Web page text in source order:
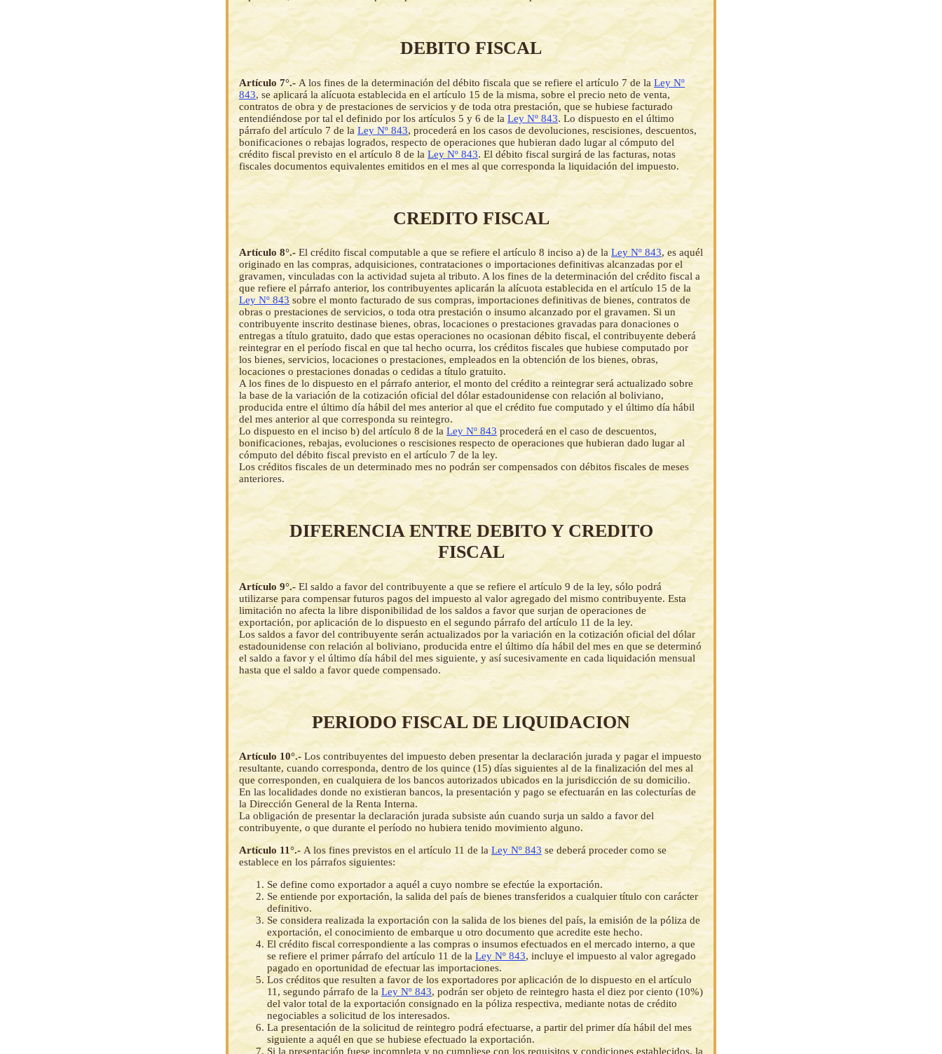
DEBITO FISCAL
Artículo 7°.- A los fines de la determinación del débito fiscala que se refiere el artículo 7 de la Ley Nº
843, se aplicará la alícuota establecida en el artículo 15 de la misma, sobre el precio neto de venta,
contratos de obra y de prestaciones de servicios y de toda otra prestación, que se hubiese facturado
entendiéndose por tal el definido por los artículos 5 y 6 de la Ley Nº 843. Lo dispuesto en el último
párrafo del artículo 7 de la Ley Nº 843, procederá en los casos de devoluciones, rescisiones, descuentos,
bonificaciones o rebajas logrados, respecto de operaciones que hubieran dado lugar al cómputo del
crédito fiscal previsto en el artículo 8 de la Ley Nº 843. El débito fiscal surgirá de las facturas, notas
fiscales documentos equivalentes emitidos en el mes al que corresponda la liquidación del impuesto.
CREDITO FISCAL
Artículo 8°.- El crédito fiscal computable a que se refiere el artículo 8 inciso a) de la Ley Nº 843, es aquél
originado en las compras, adquisiciones, contrataciones o importaciones definitivas alcanzadas por el
gravamen, vinculadas con la actividad sujeta al tributo. A los fines de la determinación del crédito fiscal a
que refiere el párrafo anterior, los contribuyentes aplicarán la alícuota establecida en el artículo 15 de la
Ley Nº 843 sobre el monto facturado de sus compras, importaciones definitivas de bienes, contratos de
obras o prestaciones de servicios, o toda otra prestación o insumo alcanzado por el gravamen. Si un
contribuyente inscrito destinase bienes, obras, locaciones o prestaciones gravadas para donaciones o
entregas a título gratuito, dado que estas operaciones no ocasionan débito fiscal, el contribuyente deberá
reintegrar en el período fiscal en que tal hecho ocurra, los créditos fiscales que hubiese computado por
los bienes, servicios, locaciones o prestaciones, empleados en la obtención de los bienes, obras,
locaciones o prestaciones donadas o cedidas a título gratuito.
A los fines de lo dispuesto en el párrafo anterior, el monto del crédito a reintegrar será actualizado sobre
la base de la variación de la cotización oficial del dólar estadounidense con relación al boliviano,
producida entre el último día hábil del mes anterior al que el crédito fue computado y el último día hábil
del mes anterior al que corresponda su reintegro.
Lo dispuesto en el inciso b) del artículo 8 de la Ley Nº 843 procederá en el caso de descuentos,
bonificaciones, rebajas, evoluciones o rescisiones respecto de operaciones que hubieran dado lugar al
cómputo del débito fiscal previsto en el artículo 7 de la ley.
Los créditos fiscales de un determinado mes no podrán ser compensados con débitos fiscales de meses
anteriores.
DIFERENCIA ENTRE DEBITO Y CREDITO
FISCAL
Artículo 9°.- El saldo a favor del contribuyente a que se refiere el artículo 9 de la ley, sólo podrá
utilizarse para compensar futuros pagos del impuesto al valor agregado del mismo contribuyente. Esta
limitación no afecta la libre disponibilidad de los saldos a favor que surjan de operaciones de
exportación, por aplicación de lo dispuesto en el segundo párrafo del artículo 11 de la ley.
Los saldos a favor del contribuyente serán actualizados por la variación en la cotización oficial del dólar
estadounidense con relación al boliviano, producida entre el último día hábil del mes en que se determinó
el saldo a favor y el último día hábil del mes siguiente, y así sucesivamente en cada liquidación mensual
hasta que el saldo a favor quede compensado.
PERIODO FISCAL DE LIQUIDACION
Artículo 10°.- Los contribuyentes del impuesto deben presentar la declaración jurada y pagar el impuesto
resultante, cuando corresponda, dentro de los quince (15) días siguientes al de la finalización del mes al
que corresponden, en cualquiera de los bancos autorizados ubicados en la jurisdicción de su domicilio.
En las localidades donde no existieran bancos, la presentación y pago se efectuarán en las colecturías de
la Dirección General de la Renta Interna.
La obligación de presentar la declaración jurada subsiste aún cuando surja un saldo a favor del
contribuyente, o que durante el período no hubiera tenido movimiento alguno.
Artículo 11°.- A los fines previstos en el artículo 11 de laLey Nº 843 se deberá proceder como se
establece en los párrafos siguientes:
Se define como exportador a aquél a cuyo nombre se efectúe la exportación.
Se entiende por exportación, la salida del país de bienes transferidos a cualquier título con carácter
definitivo.
Se considera realizada la exportación con la salida de los bienes del país, la emisión de la póliza de
exportación, el conocimiento de embarque u otro documento que acredite este hecho.
El crédito fiscal correspondiente a las compras o insumos efectuados en el mercado interno, a que
se refiere el primer párrafo del artículo 11 de la Ley Nº 843, incluye el impuesto al valor agregado
pagado en oportunidad de efectuar las importaciones.
Los créditos que resulten a favor de los exportadores por aplicación de lo dispuesto en el artículo
11, segundo párrafo de la Ley Nº 843, podrán ser objeto de reintegro hasta el diez por ciento (10%)
del valor total de la exportación consignado en la póliza respectiva, mediante notas de crédito
negociables a solicitud de los interesados.
La presentación de la solicitud de reintegro podrá efectuarse, a partir del primer día hábil del mes
siguiente a aquél en que se hubiese efectuado la exportación.
Si la presentación fuese incompleta y no cumpliese con los requisitos y condiciones establecidos, la